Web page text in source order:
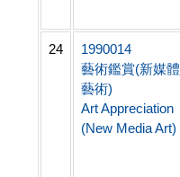
24
1990014
藝術鑑賞(新媒體
藝術)
Art Appreciation
(New Media Art)